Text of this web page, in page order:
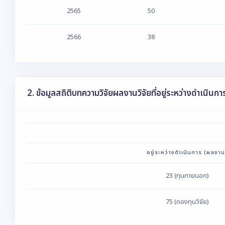
2565 50
2566 38
2. ข้อมูลสถิติบทความวิจัยผลงานวิจัยที่อยู่ระหว่างดำเนินกา
อยู่ระหว่างดำเนินการ (ผลงา
23 (ทุนภายนอก)
75 (กองทุนวิจัย)